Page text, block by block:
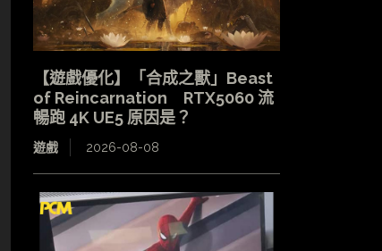
【遊戲優化】「合成之獸」Beast
of Reincarnation RTX5060 流
暢跑 4K UE5 原因是？
遊戲 2026-08-08